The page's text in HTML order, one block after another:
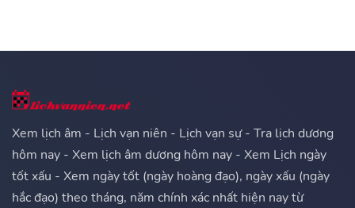
Xem lịch âm - Lịch vạn niên - Lịch vạn sự - Tra lịch dương
hôm nay - Xem lịch âm dương hôm nay - Xem Lịch ngày
tốt xấu - Xem ngày tốt (ngày hoàng đạo), ngày xấu (ngày
hắc đạo) theo tháng, năm chính xác nhất hiện nay từ